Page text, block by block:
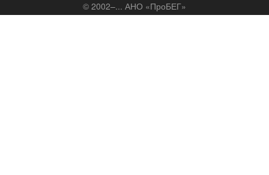
© 2002–... АНО «ПроБЕГ»